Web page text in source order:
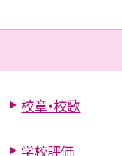
校章・校歌
学校評価